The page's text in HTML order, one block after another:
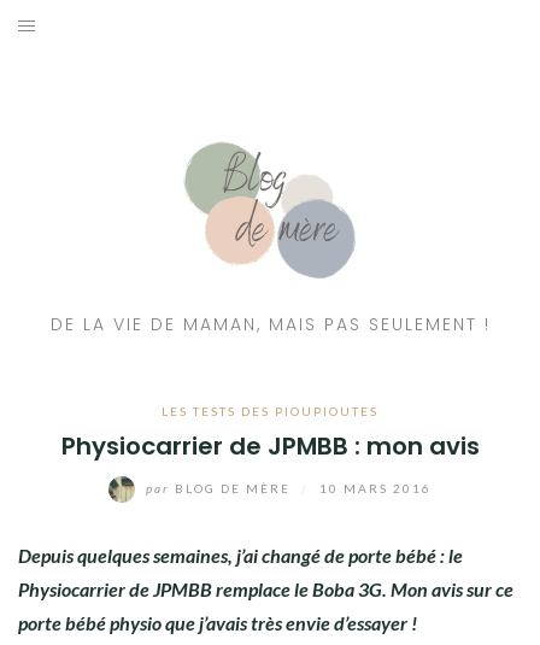
DE LA VIE DE MAMAN, MAIS PAS SEULEMENT !
LES TESTS DES PIOUPIOUTES
Physiocarrier de JPMBB : mon avis
par BLOG DE MÈRE 10 MARS 2016
Depuis quelques semaines, j’ai changé de porte bébé : le
Physiocarrier de JPMBB remplace le Boba 3G. Mon avis sur ce
porte bébé physio que j’avais très envie d’essayer !
RESSOURCES NUTRITION & PARENTALITÉ